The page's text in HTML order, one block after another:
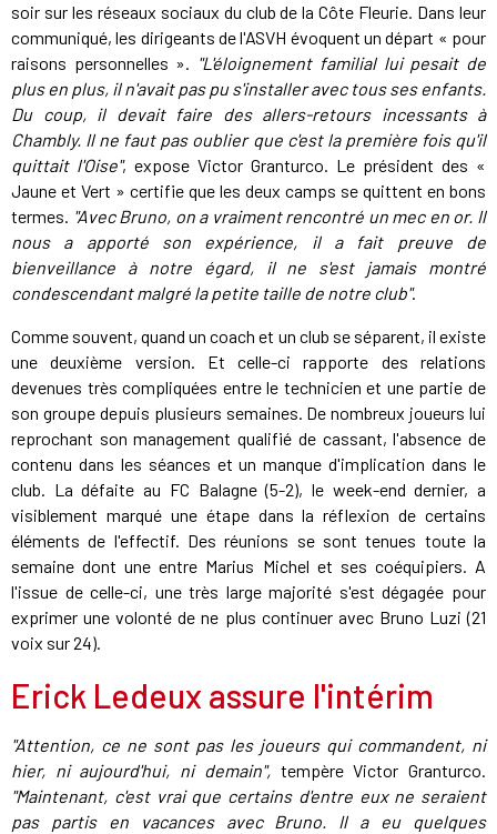
soir sur les réseaux sociaux du club de la Côte Fleurie. Dans leur
communiqué, les dirigeants de l'ASVH évoquent un départ « pour
raisons personnelles ». "L'éloignement familial lui pesait de
plus en plus, il n'avait pas pu s'installer avec tous ses enfants.
Du coup, il devait faire des allers-retours incessants à
Chambly. Il ne faut pas oublier que c'est la première fois qu'il
quittait l'Oise", expose Victor Granturco. Le président des «
Jaune et Vert » certifie que les deux camps se quittent en bons
termes. "Avec Bruno, on a vraiment rencontré un mec en or. Il
nous a apporté son expérience, il a fait preuve de
bienveillance à notre égard, il ne s'est jamais montré
condescendant malgré la petite taille de notre club".
Comme souvent, quand un coach et un club se séparent, il existe
une deuxième version. Et celle-ci rapporte des relations
devenues très compliquées entre le technicien et une partie de
son groupe depuis plusieurs semaines. De nombreux joueurs lui
reprochant son management qualifié de cassant, l'absence de
contenu dans les séances et un manque d'implication dans le
club. La défaite au FC Balagne (5-2), le week-end dernier, a
visiblement marqué une étape dans la réflexion de certains
éléments de l'effectif. Des réunions se sont tenues toute la
semaine dont une entre Marius Michel et ses coéquipiers. A
l'issue de celle-ci, une très large majorité s'est dégagée pour
exprimer une volonté de ne plus continuer avec Bruno Luzi (21
voix sur 24).
Erick Ledeux assure l'intérim
"Attention, ce ne sont pas les joueurs qui commandent, ni
hier, ni aujourd'hui, ni demain",tempère Victor Granturco.
"Maintenant, c'est vrai que certains d'entre eux ne seraient
pas partis en vacances avec Bruno. Il a eu quelques